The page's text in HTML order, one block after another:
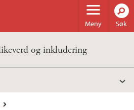
Meny Søk
og inkludering